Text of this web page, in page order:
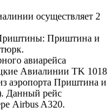
осуществляет 2
Приштины: Приштина и
авиарейса
Авиалинии TK 1018
аэропорта Приштина и
Данный рейс
Airbus A320.